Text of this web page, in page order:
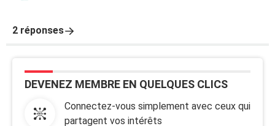
2 réponses
DEVENEZ MEMBRE EN QUELQUES CLICS
Connectez-vous simplement avec ceux qui
partagent vos intérêts